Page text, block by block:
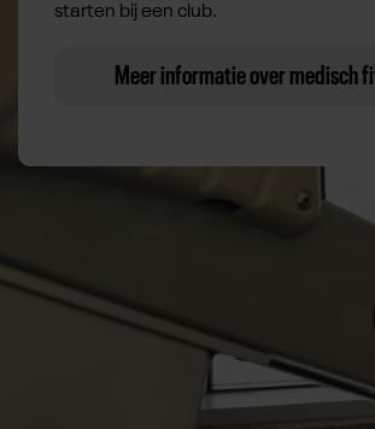
starten bij een club.
Meer informatie over medisch